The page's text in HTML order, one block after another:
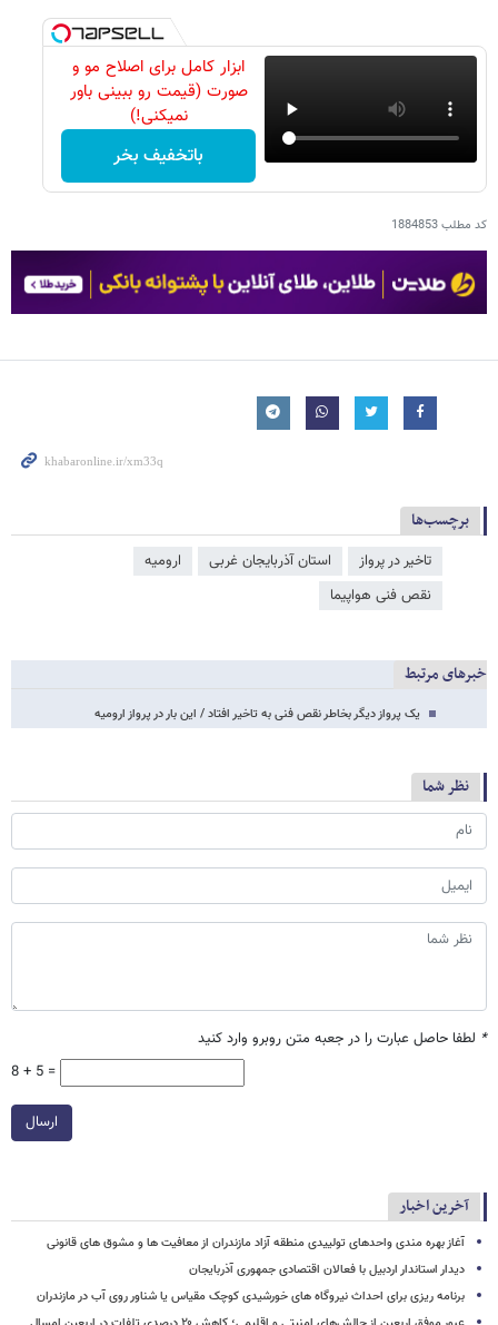
ابزار کامل برای اصلاح مو و
صورت (قیمت رو ببینی باور
نمیکنی!)
باتخفیف بخر
کد مطلب1884853
برچسب‌ها
تاخیر در پرواز استان آذربایجان غربی
ارومیه
نقص فنی هواپیما
خبرهای مرتبط
یک پرواز دیگر بخاطر نقص فنی به تاخیر افتاد / این بار در پرواز ارومیه
نظر شما
* لطفا حاصل عبارت را در جعبه متن روبرو وارد کنید
8 + 5 =
ارسال
آخرین اخبار
آغاز بهره مندی واحدهای تولییدی منطقه آزاد مازندران از معافیت ها و مشوق های قانونی
دیدار استاندار اردبیل با فعالان اقتصادی جمهوری آذربایجان
برنامه ریزی برای احداث نیروگاه های خورشیدی کوچک مقیاس یا شناور روی آب در مازندران